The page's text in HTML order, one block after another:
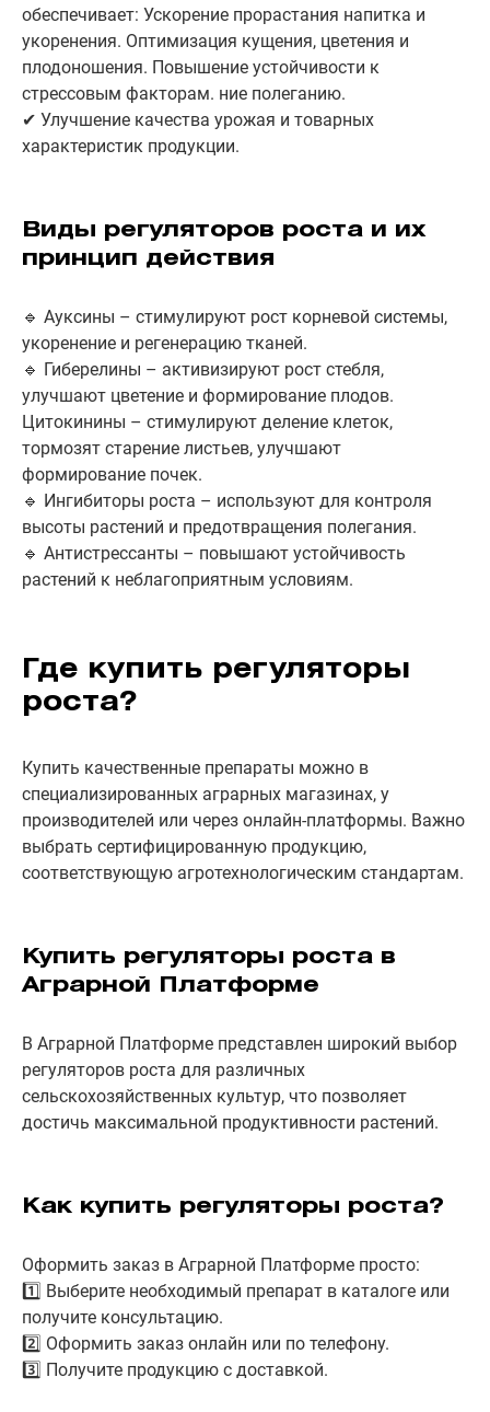
обеспечивает: Ускорение прорастания напитка и
укоренения. Оптимизация кущения, цветения и
плодоношения. Повышение устойчивости к
стрессовым факторам. ние полеганию.
✔ Улучшение качества урожая и товарных
характеристик продукции.
Виды регуляторов роста и их
принцип действия
🔹 Ауксины – стимулируют рост корневой системы,
укоренение и регенерацию тканей.
🔹 Гиберелины – активизируют рост стебля,
улучшают цветение и формирование плодов.
Цитокинины – стимулируют деление клеток,
тормозят старение листьев, улучшают
формирование почек.
🔹 Ингибиторы роста – используют для контроля
высоты растений и предотвращения полегания.
🔹 Антистрессанты – повышают устойчивость
растений к неблагоприятным условиям.
Где купить регуляторы
роста?
Купить качественные препараты можно в
специализированных аграрных магазинах, у
производителей или через онлайн-платформы. Важно
выбрать сертифицированную продукцию,
соответствующую агротехнологическим стандартам.
Купить регуляторы роста в
Аграрной Платформе
В Аграрной Платформе представлен широкий выбор
регуляторов роста для различных
сельскохозяйственных культур, что позволяет
достичь максимальной продуктивности растений.
Как купить регуляторы роста?
Оформить заказ в Аграрной Платформе просто:
1️⃣ Выберите необходимый препарат в каталоге или
получите консультацию.
2️⃣ Оформить заказ онлайн или по телефону.
3️⃣ Получите продукцию с доставкой.